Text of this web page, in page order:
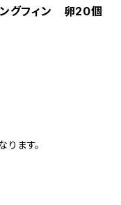
ングフィン 卵20個
ます。